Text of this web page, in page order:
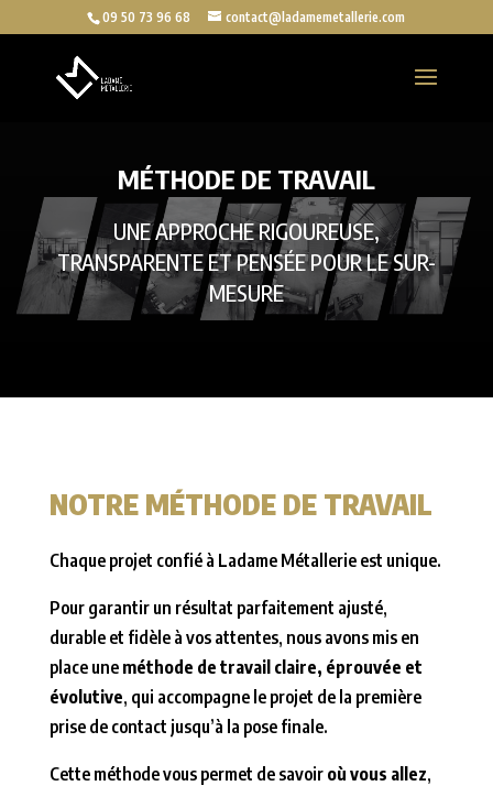
09 50 73 96 68 contact@ladamemetallerie.com
MÉTHODE DE TRAVAIL
UNE APPROCHE RIGOUREUSE,
TRANSPARENTE ET PENSÉE POUR LE SUR-
MESURE
NOTRE MÉTHODE DE TRAVAIL
Chaque projet confié à Ladame Métallerie est unique.
Pour garantir un résultat parfaitement ajusté,
durable et fidèle à vos attentes, nous avons mis en
place une méthode de travail claire, éprouvée et
évolutive, qui accompagne le projet de la première
prise de contact jusqu’à la pose finale.
Cette méthode vous permet de savoir où vous allez,